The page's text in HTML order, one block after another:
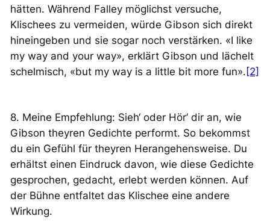
hätten. Während Falley möglichst versuche,
Klischees zu vermeiden, würde Gibson sich direkt
hineingeben und sie sogar noch verstärken. «I like
my way and your way», erklärt Gibson und lächelt
schelmisch, «but my way is a little bit more fun». [2]
8. Meine Empfehlung: Sieh‘ oder Hör‘ dir an, wie
Gibson theyren Gedichte performt. So bekommst
du ein Gefühl für theyren Herangehensweise. Du
erhältst einen Eindruck davon, wie diese Gedichte
gesprochen, gedacht, erlebt werden können. Auf
der Bühne entfaltet das Klischee eine andere
Wirkung.